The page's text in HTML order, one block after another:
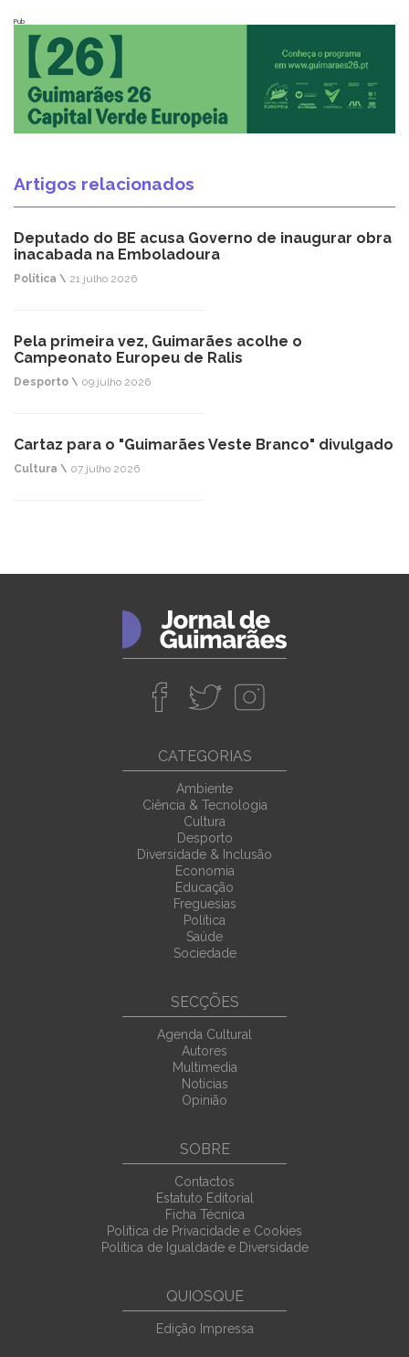
Pub
Artigos relacionados
Deputado do BE acusa Governo de inaugurar obra
inacabada na Emboladoura
Política \ 21 julho 2026
Pela primeira vez, Guimarães acolhe o
Campeonato Europeu de Ralis
Desporto \ 09 julho 2026
Cartaz para o "Guimarães Veste Branco" divulgado
Cultura \ 07 julho 2026
CATEGORIAS
Ambiente
Ciência & Tecnologia
Cultura
Desporto
Diversidade & Inclusão
Economia
Educação
Freguesias
Política
Saúde
Sociedade
SECÇÕES
Agenda Cultural
Autores
Multimedia
Noticias
Opinião
SOBRE
Contactos
Estatuto Editorial
Ficha Técnica
Política de Privacidade e Cookies
Política de Igualdade e Diversidade
QUIOSQUE
Edição Impressa